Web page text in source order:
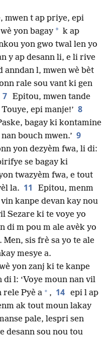
mwen t ap priye, epi
yon bagay * k ap
yon gwo twal len yo
y ap desann li, e li rive
anndan l, mwen wè bèt
rale sou vant ki gen
7 Epitou, mwen tande
epi manje!’ 8
bagay ki kontamine
bouch mwen.’ 9
yon dezyèm fwa, li di:
se bagay ki
twazyèm fwa, e tout
la. 11
Epitou, menm
kanpe devan kay nou
Sezare ki te voye yo
di m pou m ale avèk yo
sis frè sa yo te ale
mesye a.
yon zanj ki te kanpe
l: ‘Voye moun nan vil
rele Pyè a + , 14 epi l ap
ak tout moun lakay
pale, lespri sen
desann sou nou tou